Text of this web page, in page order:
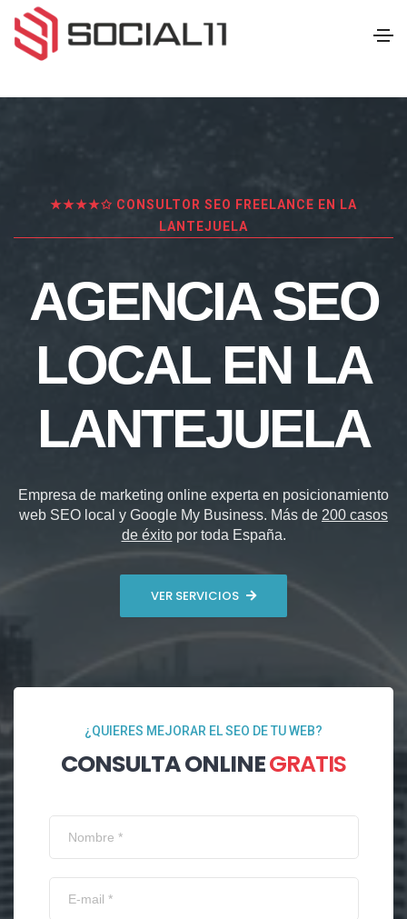
★★★★✩ CONSULTOR SEO FREELANCE EN LA
LANTEJUELA
AGENCIA SEO
LOCAL EN LA
LANTEJUELA
Empresa de marketing online experta en posicionamiento
web SEO local y Google My Business. Más de 200 casos
de éxitopor toda España.
VER SERVICIOS
¿QUIERES MEJORAR EL SEO DE TU WEB?
CONSULTA ONLINEGRATIS